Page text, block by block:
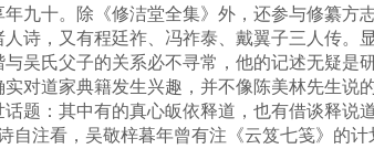
九十。除《修洁堂全集》外，还参与修纂
诗，又有程廷祚、冯祚泰、戴翼子三人传
吴氏父子的关系必不寻常，他的记述无疑是
道家典籍发生兴趣，并不像陈美林先生说
题：其中有的真心皈依释道，也有借谈释说
自注看，吴敬梓暮年曾有注《云笈七笺》的